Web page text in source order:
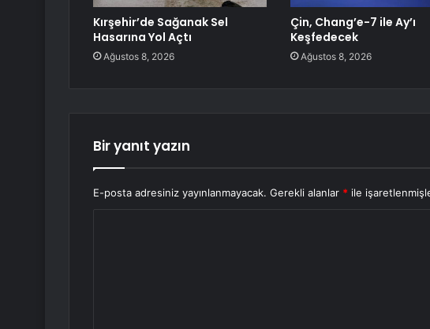
Kırşehir’de Sağanak Sel
Hasarına Yol Açtı
Ağustos 8, 2026
Çin, Chang’e-7 ile Ay’ı
Keşfedecek
Ağustos 8, 2026
Bir yanıt yazın
E-posta adresiniz yayınlanmayacak. Gerekli alanlar * ile